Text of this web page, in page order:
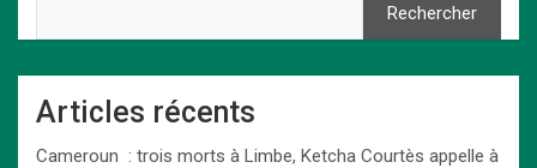
Rechercher
Articles récents
Cameroun : trois morts à Limbe, Ketcha Courtès appelle à